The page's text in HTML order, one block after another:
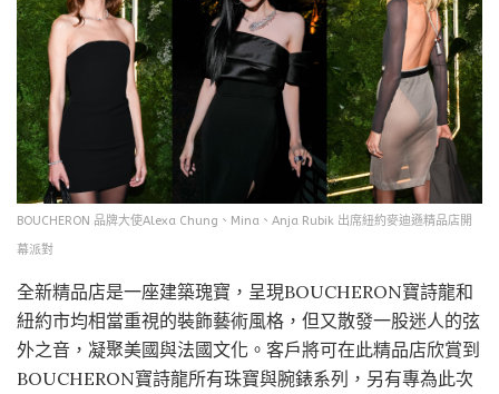
BOUCHERON 品牌大使Alexa Chung、Mina、Anja Rubik 出席紐約麥迪遜精品店開
幕派對
全新精品店是一座建築瑰寶，呈現BOUCHERON寶詩龍和
紐約市均相當重視的裝飾藝術風格，但又散發一股迷人的弦
外之音，凝聚美國與法國文化。客戶將可在此精品店欣賞到
BOUCHERON寶詩龍所有珠寶與腕錶系列，另有專為此次